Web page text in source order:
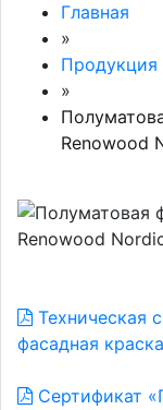
Главная
»
Продукция
»
Renowood
Техническая
фасадная
Сертификат